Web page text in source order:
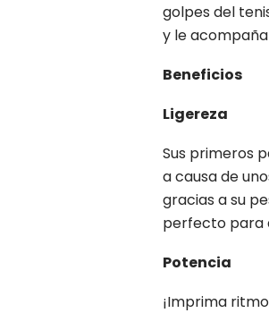
golpes del
y le
Beneficios
Ligereza
Sus primeros
a causa de
gracias a su
perfecto para
Potencia
¡Imprima